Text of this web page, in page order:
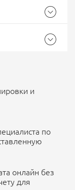
Почта России
46 (11 UK)
Salomon
45 (10,5 UK), 46
и
по
онлайн без
для